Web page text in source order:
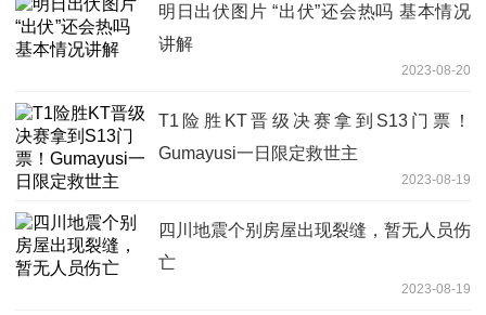
明日出伏图片 “出伏”还会热吗 基本情况
讲解
2023-08-20
T1险胜KT晋级决赛拿到S13门票！
Gumayusi一日限定救世主
2023-08-19
四川地震个别房屋出现裂缝，暂无人员伤
亡
2023-08-19